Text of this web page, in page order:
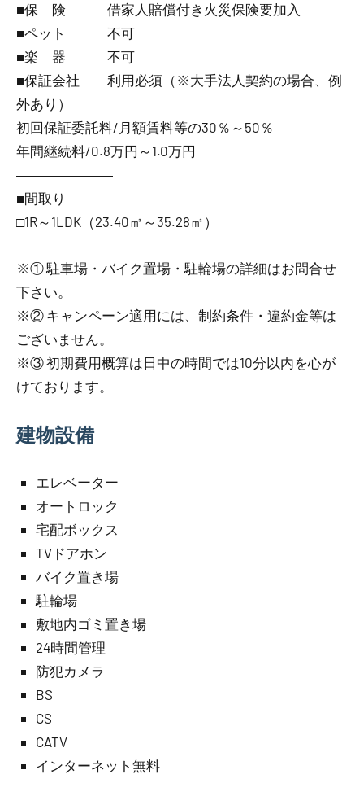
■保 険 借家人賠償付き火災保険要加入
■ペット 不可
■楽 器 不可
■保証会社 利用必須（※大手法人契約の場合、例
外あり）
初回保証委託料/月額賃料等の30％～50％
年間継続料/0.8万円～1.0万円
―――――――
■間取り
□1R～1LDK（23.40㎡～35.28㎡）
※① 駐車場・バイク置場・駐輪場の詳細はお問合せ
下さい。
※② キャンペーン適用には、制約条件・違約金等は
ございません。
※③ 初期費用概算は日中の時間では10分以内を心が
けております。
建物設備
エレベーター
オートロック
宅配ボックス
TVドアホン
バイク置き場
駐輪場
敷地内ゴミ置き場
24時間管理
防犯カメラ
BS
CS
CATV
インターネット無料